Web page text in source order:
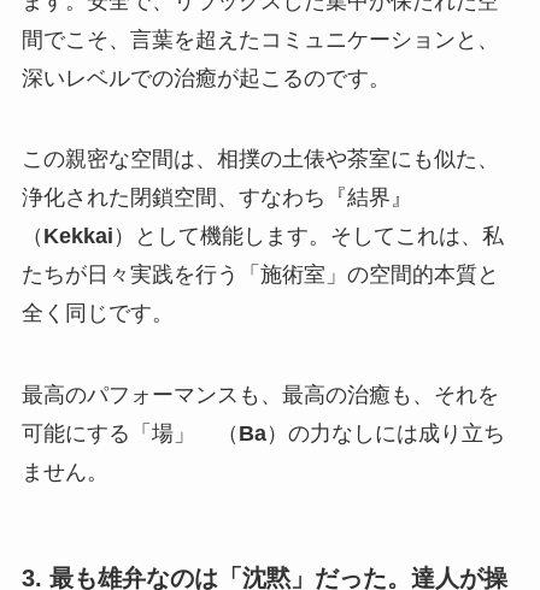
間でこそ、言葉を超えたコミュニケーションと、
深いレベルでの治癒が起こるのです。
この親密な空間は、相撲の土俵や茶室にも似た、
浄化された閉鎖空間、すなわち『結界』
（ Kekkai ）として機能します。そしてこれは、私
たちが日々実践を行う「施術室」の空間的本質と
全く同じです。
最高のパフォーマンスも、最高の治癒も、それを
可能にする「場」 （ Ba）の力なしには成り立ち
ません。
3. 最も雄弁なのは「沈黙」だった。達人が操